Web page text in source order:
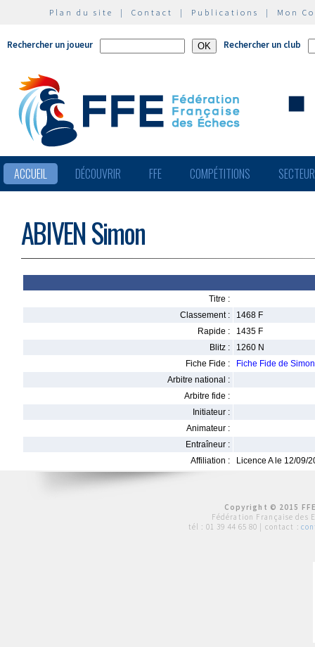
Plan du site | Contact | Publications | Mon
Rechercher un joueur Rechercher un club
ACCUEIL DÉCOUVRIR FFE COMPÉTITIONS
ABIVEN Simon
Titre :
Classement :
1468 F
Rapide :
1435 F
Blitz :
1260 N
Fiche Fide :
Fiche Fide de
Arbitre national :
Arbitre fide :
Initiateur :
Animateur :
Entraîneur :
Affiliation :
Licence A le 12/09/
Copyright © 2015
Fédération Française des
tél : 01 39 44 65 80 | contact :